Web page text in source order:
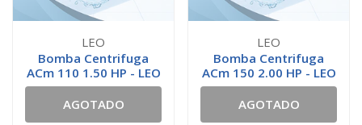
LEO
Bomba Centrifuga
ACm 110 1.50 HP - LEO
AGOTADO
LEO
Bomba Centrifuga
ACm 150 2.00 HP - LEO
AGOTADO